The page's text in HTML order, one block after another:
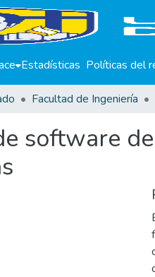
Estadísticas Políticas del
Facultad de Ingeniería
software